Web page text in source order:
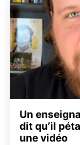
Un
dit qu’il
une vidéo